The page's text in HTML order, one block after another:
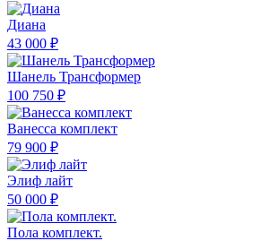
Диана
43 000 ₽
Шанель Трансформер
100 750 ₽
Ванесса комплект
79 900 ₽
Элиф лайт
50 000 ₽
Пола комплект.